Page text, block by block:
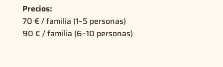
Precios:
70 € / familia (1–5 personas)
90 € / familia (6–10 personas)